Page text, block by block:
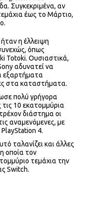
Συγκεκριμένα, αν
έως το Μάρτιο,
η έλλειψη
όπως
Totoki. Ουσιαστικά,
αδυνατεί να
εξαρτήματα
στα καταστήματα.
πολύ γρήγορα
10 εκατομμύρια
διάστημα οι
αναμενόμενες, με
4.
ταλανίζει και άλλες
οποία τον
τεμάχια την
Switch.